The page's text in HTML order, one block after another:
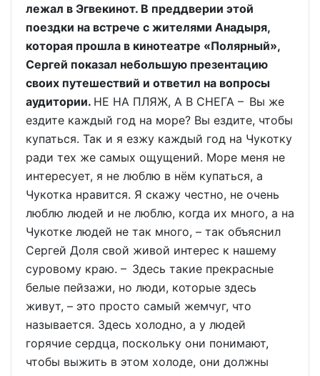
лежал в Эгвекинот. В преддверии этой
поездки на встрече с жителями Анадыря,
которая прошла в кинотеатре «Полярный»,
Сергей показал небольшую презентацию
своих путешествий и ответил на вопросы
аудитории. НЕ НА ПЛЯЖ, А В СНЕГА – Вы же
ездите каждый год на море? Вы ездите, чтобы
купаться. Так и я езжу каждый год на Чукотку
ради тех же самых ощущений. Море меня не
интересует, я не люблю в нём купаться, а
Чукотка нравится. Я скажу честно, не очень
люблю людей и не люблю, когда их много, а на
Чукотке людей не так много, – так объяснил
Сергей Доля свой живой интерес к нашему
суровому краю. – Здесь такие прекрасные
белые пейзажи, но люди, которые здесь
живут, – это просто самый жемчуг, что
называется. Здесь холодно, а у людей
горячие сердца, поскольку они понимают,
чтобы выжить в этом холоде, они должны